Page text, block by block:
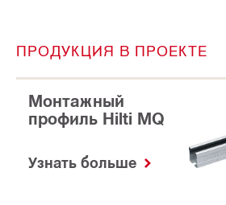
ПРОДУКЦИЯ В ПРОЕКТЕ
Монтажный
профиль Hilti MQ
Узнать больше